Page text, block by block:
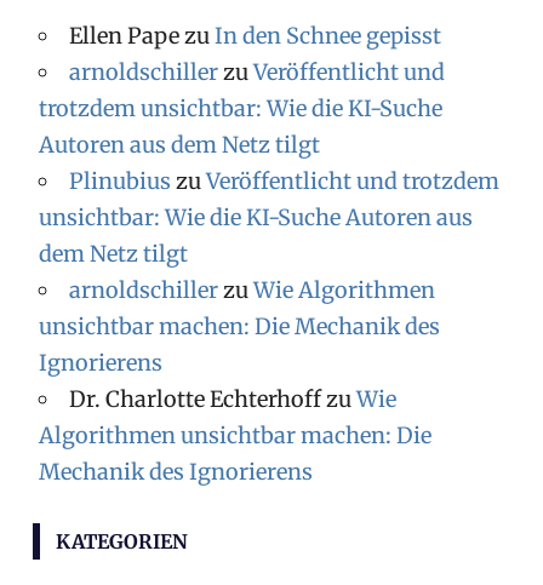
i
v
Ellen PapezuIn den Schnee gepisst
arnoldschillerzuVeröffentlicht und
trotzdem unsichtbar: Wie die KI-Suche
Autoren aus dem Netz tilgt
Plinubius zuVeröffentlicht und trotzdem
unsichtbar: Wie die KI-Suche Autoren aus
dem Netz tilgt
arnoldschillerzuWie Algorithmen
unsichtbar machen: Die Mechanik des
Ignorierens
Dr. Charlotte EchterhoffzuWie
Algorithmen unsichtbar machen: Die
Mechanik des Ignorierens
KATEGORIEN